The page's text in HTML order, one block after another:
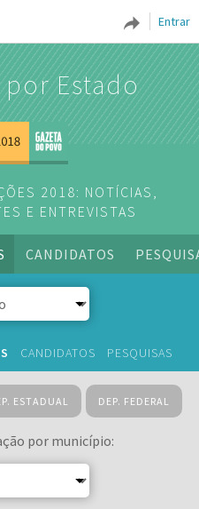
Entrar
Estado
2018: NOTÍCIAS,
E ENTREVISTAS
CANDIDATOS
CANDIDATOS PESQUISAS
ESTADUAL DEP. FEDERAL
por município: